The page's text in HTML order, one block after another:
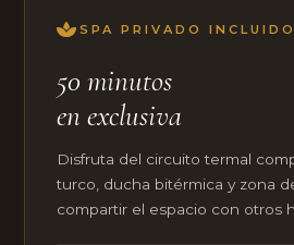
SPA PRIVADO INCLUIDO
50 minutos
en exclusiva
Disfruta del circuito termal
turco, ducha bitérmica y zona
compartir el espacio con otros